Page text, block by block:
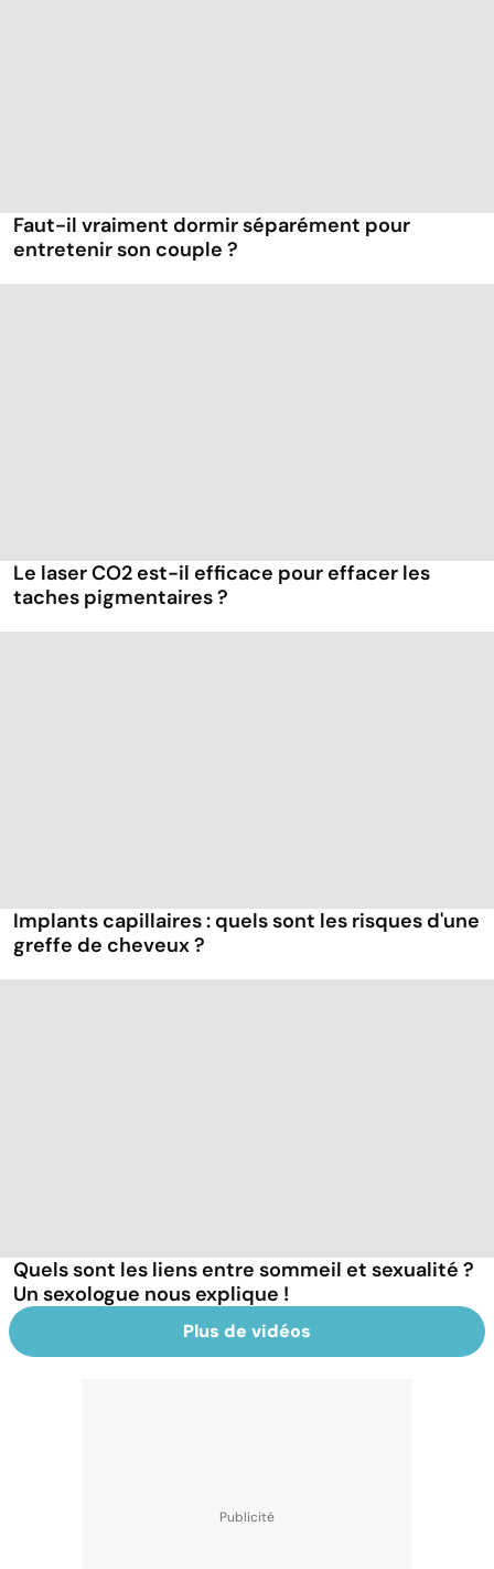
Faut-il vraiment dormir séparément pour
entretenir son couple ?
Le laser CO2 est-il efficace pour effacer les
taches pigmentaires ?
Implants capillaires : quels sont les risques d'une
greffe de cheveux ?
Quels sont les liens entre sommeil et sexualité ?
Un sexologue nous explique !
Plus de vidéos